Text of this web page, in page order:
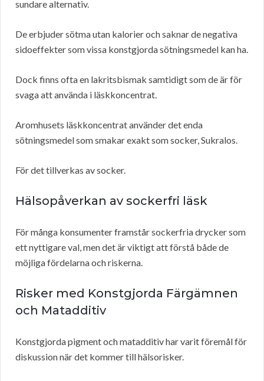
sundare alternativ.
De erbjuder sötma utan kalorier och saknar de negativa
sidoeffekter som vissa konstgjorda sötningsmedel kan ha.
Dock finns ofta en lakritsbismak samtidigt som de är för
svaga att använda i läskkoncentrat.
Aromhusets läskkoncentrat använder det enda
sötningsmedel som smakar exakt som socker, Sukralos.
För det tillverkas av socker.
Hälsopåverkan av sockerfri läsk
För många konsumenter framstår sockerfria drycker som
ett nyttigare val, men det är viktigt att förstå både de
möjliga fördelarna och riskerna.
Risker med Konstgjorda Färgämnen
och Matadditiv
Konstgjorda pigment och matadditiv har varit föremål för
diskussion när det kommer till hälsorisker.